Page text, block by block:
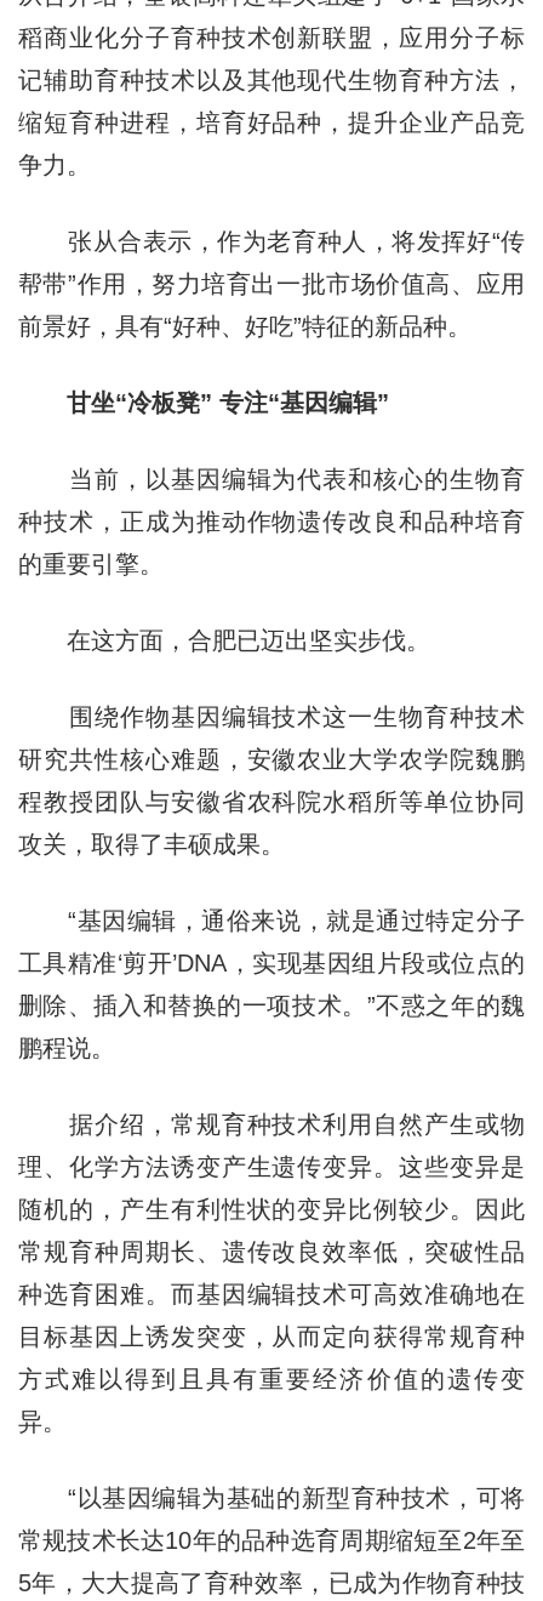
稻商业化分子育种技术创新联盟，应用分子标
记辅助育种技术以及其他现代生物育种方法，
缩短育种进程，培育好品种，提升企业产品竞
争力。
张从合表示，作为老育种人，将发挥好“传
帮带”作用，努力培育出一批市场价值高、应用
前景好，具有“好种、好吃”特征的新品种。
甘坐“冷板凳” 专注“基因编辑”
当前，以基因编辑为代表和核心的生物育
种技术，正成为推动作物遗传改良和品种培育
的重要引擎。
在这方面，合肥已迈出坚实步伐。
围绕作物基因编辑技术这一生物育种技术
研究共性核心难题，安徽农业大学农学院魏鹏
程教授团队与安徽省农科院水稻所等单位协同
攻关，取得了丰硕成果。
“基因编辑，通俗来说，就是通过特定分子
工具精准‘剪开’DNA，实现基因组片段或位点的
删除、插入和替换的一项技术。”不惑之年的魏
鹏程说。
据介绍，常规育种技术利用自然产生或物
理、化学方法诱变产生遗传变异。这些变异是
随机的，产生有利性状的变异比例较少。因此
常规育种周期长、遗传改良效率低，突破性品
种选育困难。而基因编辑技术可高效准确地在
目标基因上诱发突变，从而定向获得常规育种
方式难以得到且具有重要经济价值的遗传变
异。
“以基因编辑为基础的新型育种技术，可将
常规技术长达10年的品种选育周期缩短至2年至
5年，大大提高了育种效率，已成为作物育种技